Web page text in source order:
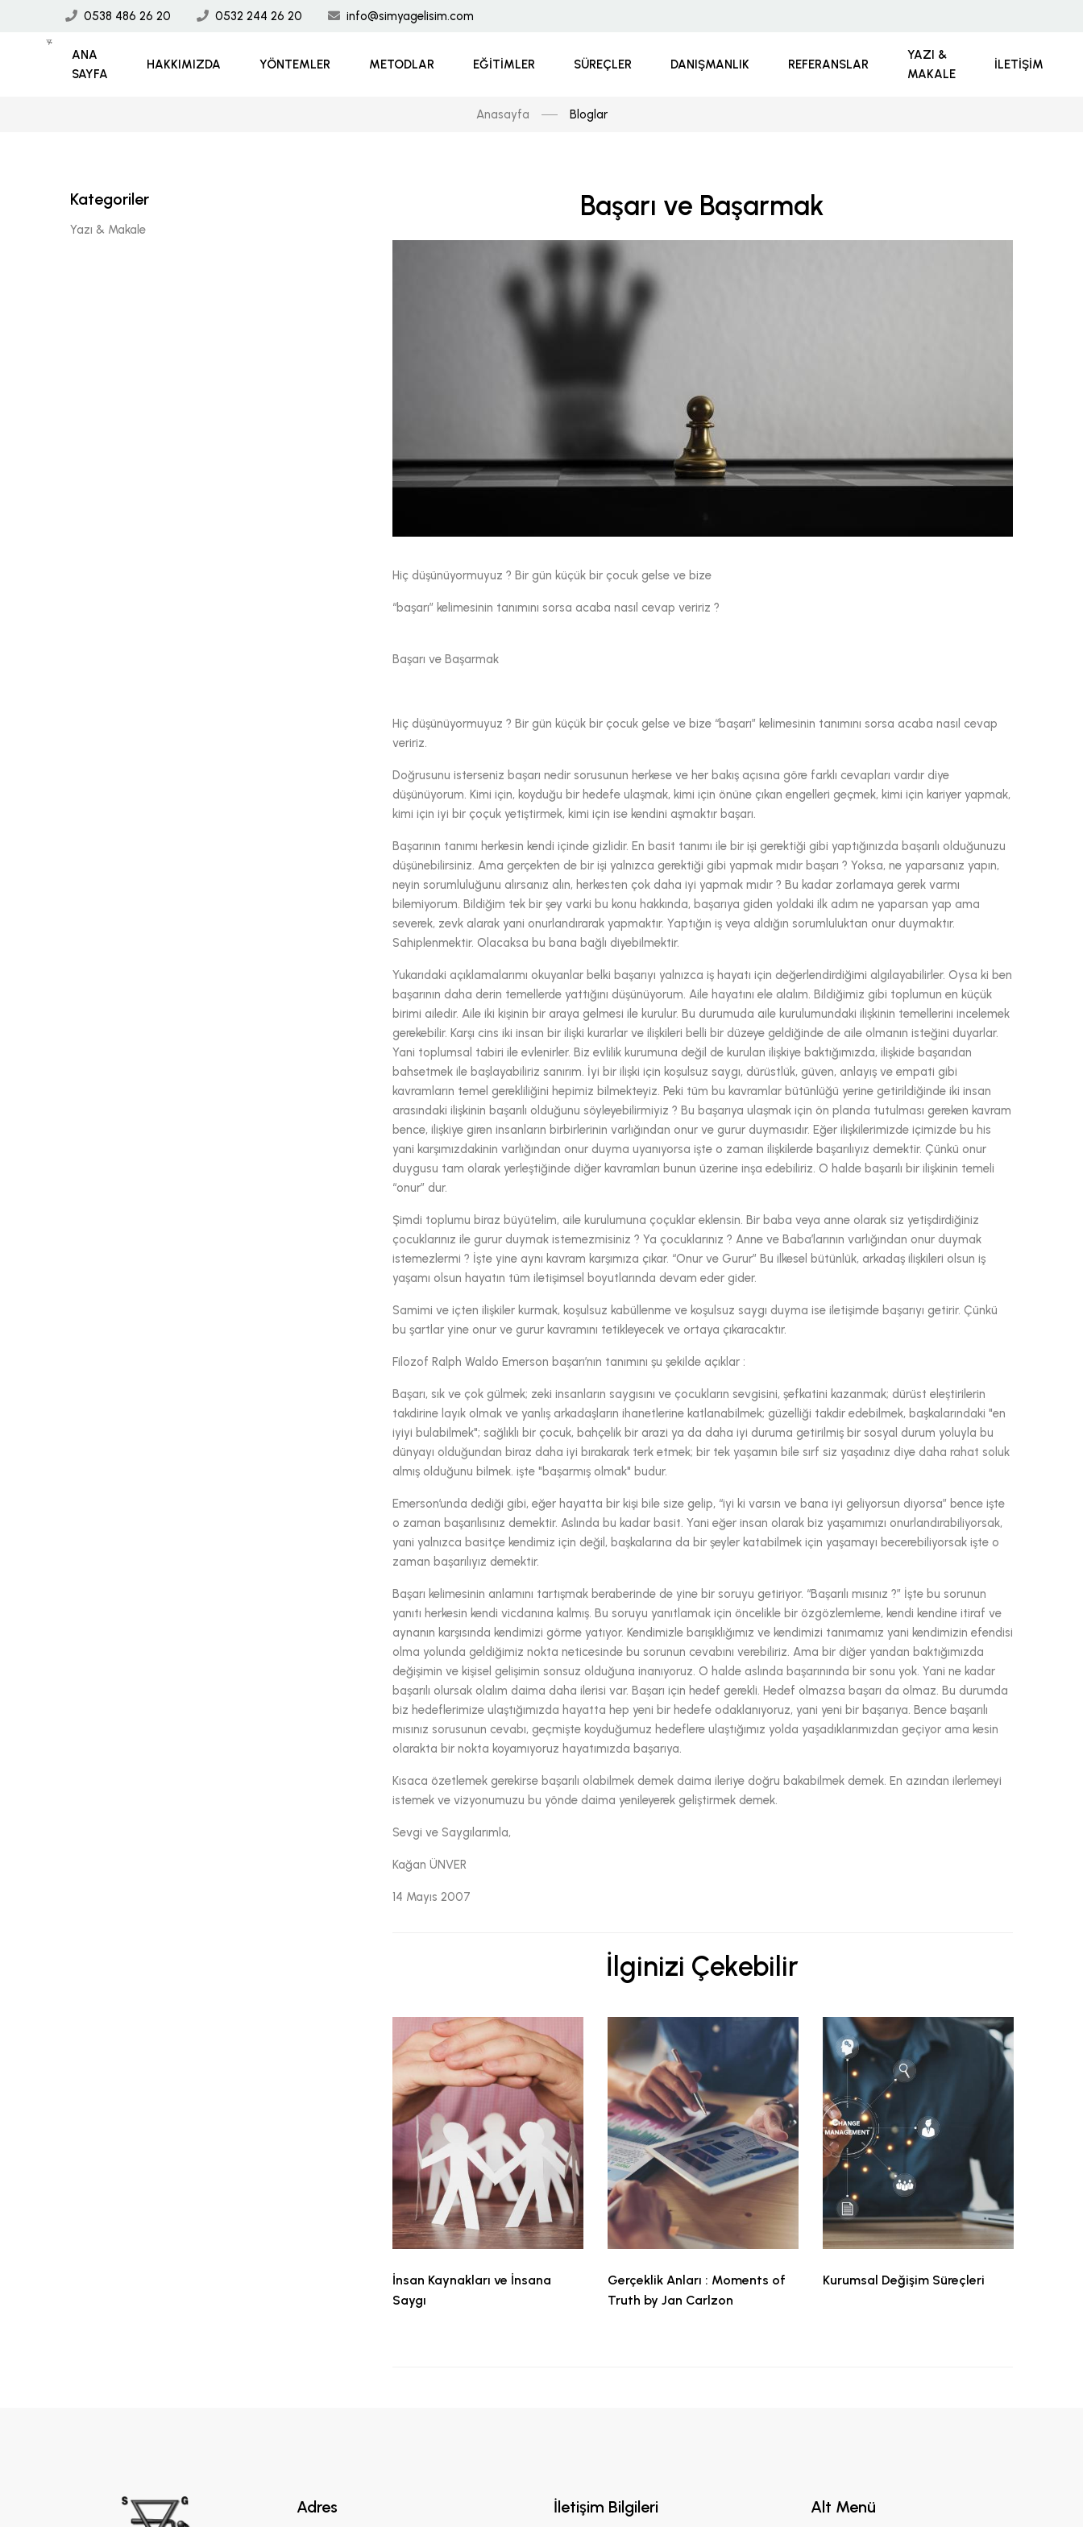
0538 486 26 20 0532 244 26 20 info@simyagelisim.com
ANA
SAYFA
HAKKIMIZDA YÖNTEMLER METODLAR EĞITIMLER SÜREÇLER DANIŞMANLIK REFERANSLAR
YAZI &
MAKALE
İLETIŞIM
Anasayfa Bloglar
Kategoriler
Yazı & Makale
Başarı ve Başarmak
Hiç düşünüyormuyuz ? Bir gün küçük bir çocuk gelse ve bize
“başarı” kelimesinin tanımını sorsa acaba nasıl cevap veririz ?
Başarı ve Başarmak
Hiç düşünüyormuyuz ? Bir gün küçük bir çocuk gelse ve bize “başarı” kelimesinin tanımını sorsa acaba nasıl cevap
veririz.
Doğrusunu isterseniz başarı nedir sorusunun herkese ve her bakış açısına göre farklı cevapları vardır diye
düşünüyorum. Kimi için, koyduğu bir hedefe ulaşmak, kimi için önüne çıkan engelleri geçmek, kimi için kariyer yapmak,
kimi için iyi bir çoçuk yetiştirmek, kimi için ise kendini aşmaktır başarı.
Başarının tanımı herkesin kendi içinde gizlidir. En basit tanımı ile bir işi gerektiği gibi yaptığınızda başarılı olduğunuzu
düşünebilirsiniz. Ama gerçekten de bir işi yalnızca gerektiği gibi yapmak mıdır başarı ? Yoksa, ne yaparsanız yapın,
neyin sorumluluğunu alırsanız alın, herkesten çok daha iyi yapmak mıdır ? Bu kadar zorlamaya gerek varmı
bilemiyorum. Bildiğim tek bir şey varki bu konu hakkında, başarıya giden yoldaki ilk adım ne yaparsan yap ama
severek, zevk alarak yani onurlandırarak yapmaktır. Yaptığın iş veya aldığın sorumluluktan onur duymaktır.
Sahiplenmektir. Olacaksa bu bana bağlı diyebilmektir.
Yukarıdaki açıklamalarımı okuyanlar belki başarıyı yalnızca iş hayatı için değerlendirdiğimi algılayabilirler. Oysa ki ben
başarının daha derin temellerde yattığını düşünüyorum. Aile hayatını ele alalım. Bildiğimiz gibi toplumun en küçük
birimi ailedir. Aile iki kişinin bir araya gelmesi ile kurulur. Bu durumuda aile kurulumundaki ilişkinin temellerini incelemek
gerekebilir. Karşı cins iki insan bir ilişki kurarlar ve ilişkileri belli bir düzeye geldiğinde de aile olmanın isteğini duyarlar.
Yani toplumsal tabiri ile evlenirler. Biz evlilik kurumuna değil de kurulan ilişkiye baktığımızda, ilişkide başarıdan
bahsetmek ile başlayabiliriz sanırım. İyi bir ilişki için koşulsuz saygı, dürüstlük, güven, anlayış ve empati gibi
kavramların temel gerekliliğini hepimiz bilmekteyiz. Peki tüm bu kavramlar bütünlüğü yerine getirildiğinde iki insan
arasındaki ilişkinin başarılı olduğunu söyleyebilirmiyiz ? Bu başarıya ulaşmak için ön planda tutulması gereken kavram
bence, ilişkiye giren insanların birbirlerinin varlığından onur ve gurur duymasıdır. Eğer ilişkilerimizde içimizde bu his
yani karşımızdakinin varlığından onur duyma uyanıyorsa işte o zaman ilişkilerde başarılıyız demektir. Çünkü onur
duygusu tam olarak yerleştiğinde diğer kavramları bunun üzerine inşa edebiliriz. O halde başarılı bir ilişkinin temeli
“onur” dur.
Şimdi toplumu biraz büyütelim, aile kurulumuna çoçuklar eklensin. Bir baba veya anne olarak siz yetişdirdiğiniz
çocuklarınız ile gurur duymak istemezmisiniz ? Ya çocuklarınız ? Anne ve Baba’larının varlığından onur duymak
istemezlermi ? İşte yine aynı kavram karşımıza çıkar. “Onur ve Gurur” Bu ilkesel bütünlük, arkadaş ilişkileri olsun iş
yaşamı olsun hayatın tüm iletişimsel boyutlarında devam eder gider.
Samimi ve içten ilişkiler kurmak, koşulsuz kabüllenme ve koşulsuz saygı duyma ise iletişimde başarıyı getirir. Çünkü
bu şartlar yine onur ve gurur kavramını tetikleyecek ve ortaya çıkaracaktır.
Filozof Ralph Waldo Emerson başarı’nın tanımını şu şekilde açıklar :
Başarı, sık ve çok gülmek; zeki insanların saygısını ve çocukların sevgisini, şefkatini kazanmak; dürüst eleştirilerin
takdirine layık olmak ve yanlış arkadaşların ihanetlerine katlanabilmek; güzelliği takdir edebilmek, başkalarındaki "en
iyiyi bulabilmek"; sağlıklı bir çocuk, bahçelik bir arazi ya da daha iyi duruma getirilmiş bir sosyal durum yoluyla bu
dünyayı olduğundan biraz daha iyi bırakarak terk etmek; bir tek yaşamın bile sırf siz yaşadınız diye daha rahat soluk
almış olduğunu bilmek. işte "başarmış olmak" budur.
Emerson’unda dediği gibi, eğer hayatta bir kişi bile size gelip, “iyi ki varsın ve bana iyi geliyorsun diyorsa” bence işte
o zaman başarılısınız demektir. Aslında bu kadar basit. Yani eğer insan olarak biz yaşamımızı onurlandırabiliyorsak,
yani yalnızca basitçe kendimiz için değil, başkalarına da bir şeyler katabilmek için yaşamayı becerebiliyorsak işte o
zaman başarılıyız demektir.
Başarı kelimesinin anlamını tartışmak beraberinde de yine bir soruyu getiriyor. “Başarılı mısınız ?” İşte bu sorunun
yanıtı herkesin kendi vicdanına kalmış. Bu soruyu yanıtlamak için öncelikle bir özgözlemleme, kendi kendine itiraf ve
aynanın karşısında kendimizi görme yatıyor. Kendimizle barışıklığımız ve kendimizi tanımamız yani kendimizin efendisi
olma yolunda geldiğimiz nokta neticesinde bu sorunun cevabını verebiliriz. Ama bir diğer yandan baktığımızda
değişimin ve kişisel gelişimin sonsuz olduğuna inanıyoruz. O halde aslında başarınında bir sonu yok. Yani ne kadar
başarılı olursak olalım daima daha ilerisi var. Başarı için hedef gerekli. Hedef olmazsa başarı da olmaz. Bu durumda
biz hedeflerimize ulaştığımızda hayatta hep yeni bir hedefe odaklanıyoruz, yani yeni bir başarıya. Bence başarılı
mısınız sorusunun cevabı, geçmişte koyduğumuz hedeflere ulaştığımız yolda yaşadıklarımızdan geçiyor ama kesin
olarakta bir nokta koyamıyoruz hayatımızda başarıya.
Kısaca özetlemek gerekirse başarılı olabilmek demek daima ileriye doğru bakabilmek demek. En azından ilerlemeyi
istemek ve vizyonumuzu bu yönde daima yenileyerek geliştirmek demek.
Sevgi ve Saygılarımla,
Kağan ÜNVER
14 Mayıs 2007
İlginizi Çekebilir
İnsan Kaynakları ve İnsana
Saygı
Gerçeklik Anları : Moments of
Truth by Jan Carlzon
Kurumsal Değişim Süreçleri
Adres İletişim Bilgileri Alt Menü